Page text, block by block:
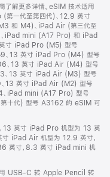
了解更多详情。eSIM 技术适用
一代至第四代)、12.9 英寸
和 M4)、iPad Air (第三代至
、iPad mini (A17 Pro) 和 iPad
英寸 iPad Pro (M5) 型号
、13 英寸 iPad Pro (M4) 型号
、13 英寸 iPad Air (M4) 型号
13 英寸 iPad Air (M3) 型号
13 英寸 iPad Air (M2) 型号
iPad mini (A17 Pro) 型号
十代) 型号 A3162 的 eSIM 可
，13 英寸 iPad Pro 机型为 13 英
寸 iPad Air 机型为 12.9 英寸，
英寸，8.3 英寸 iPad mini 机
USB-C 转 Apple Pencil 转